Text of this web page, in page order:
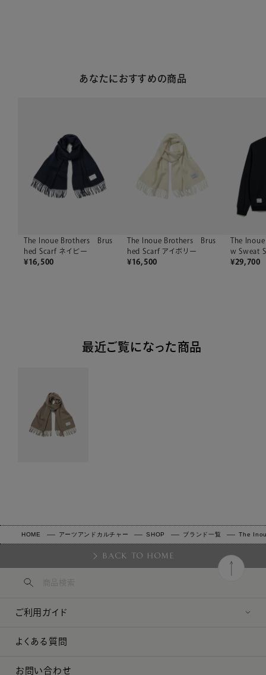
あなたにおすすめの商品
The Inoue Brothers Brus
hed Scarf ネイビー
¥16,500
The Inoue Brothers Brus
hed Scarf アイボリー
¥16,500
The
w Sweat
¥29,700
最近ご覧になった商品
HOME アーツアンドカルチャー SHOP ブランド一覧 The
BACK TO HOME
ご利用ガイド
よくある質問
お問い合わせ